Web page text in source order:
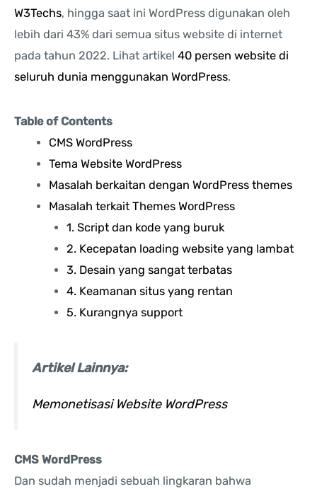
W3Techs, hingga saat ini WordPress digunakan oleh
lebih dari 43% dari semua situs website di internet
pada tahun 2022. Lihat artikel 40 persen website di
seluruh dunia menggunakan WordPress.
Table of Contents
CMS WordPress
Tema Website WordPress
Masalah berkaitan dengan WordPress themes
Masalah terkait Themes WordPress
1. Script dan kode yang buruk
2. Kecepatan loading website yang lambat
3. Desain yang sangat terbatas
4. Keamanan situs yang rentan
5. Kurangnya support
Artikel Lainnya:
Memonetisasi Website WordPress
CMS WordPress
Dan sudah menjadi sebuah lingkaran bahwa